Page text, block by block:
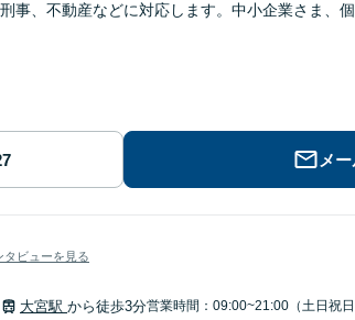
事、不動産などに対応します。中小企業さま、
メ
タビューを見る
大宮駅 から徒歩3分営業時間：09:00~21:00（土日祝日